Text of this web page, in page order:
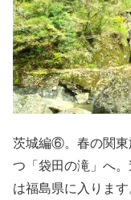
茨城編⑥。春の関東
つ「袋田の滝」へ
は福島県に入ります